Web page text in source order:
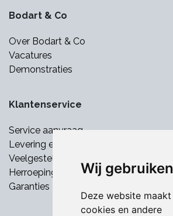
Wij
Deze website
cookies en andere
Bodart & Co
Over Bodart & Co
Vacatures
Demonstraties
Klantenservice
Service aanvraag
Levering en betaling
Veelgestelde vragen
Herroepingsrecht
Garanties